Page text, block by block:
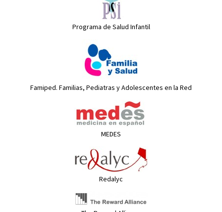
Programa de Salud Infantil
Famiped. Familias, Pediatras y Adolescentes en la Red
MEDES
Redalyc